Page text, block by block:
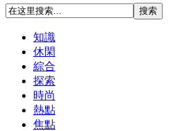
知識
休閑
綜合
探索
時尚
熱點
焦點